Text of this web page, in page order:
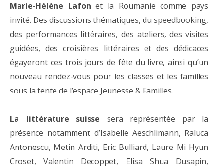
Marie-Hélène Lafon et la Roumanie comme pays
invité. Des discussions thématiques, du speedbooking,
des performances littéraires, des ateliers, des visites
guidées, des croisières littéraires et des dédicaces
égayeront ces trois jours de fête du livre, ainsi qu’un
nouveau rendez-vous pour les classes et les familles
sous la tente de l’espace Jeunesse & Familles.
La littérature suisse sera représentée par la
présence notamment d’Isabelle Aeschlimann, Raluca
Antonescu, Metin Arditi, Eric Bulliard, Laure Mi Hyun
Croset, Valentin Decoppet, Elisa Shua Dusapin,